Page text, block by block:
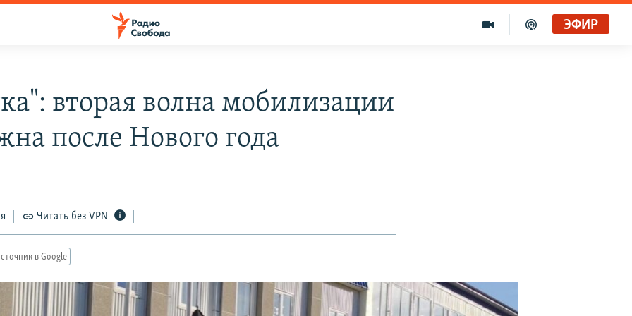
ЭФИР
вторая волна мобилизации
после Нового года
Читать без VPN
в Google